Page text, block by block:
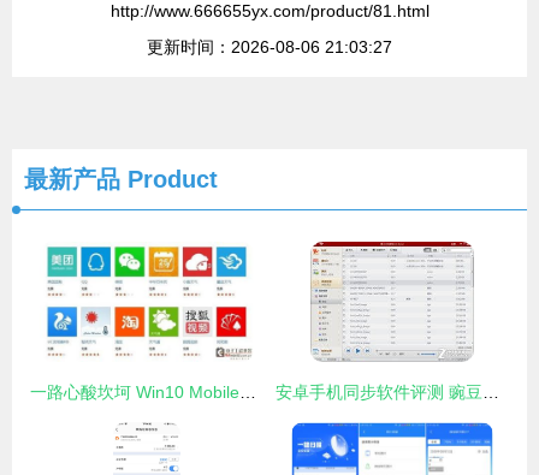
http://www.666655yx.com/product/81.html
更新时间：2026-08-06 21:03:27
最新产品 Product